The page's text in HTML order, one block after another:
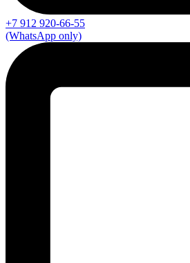
+7 912 920-66-55
(WhatsApp only)